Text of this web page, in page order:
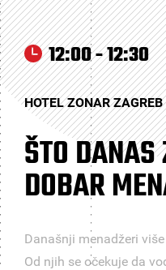
12:00 - 12:30
HOTEL ZONAR ZAGREB
ŠTO
DOBAR
Današnji menadžeri
Od njih se očekuje da